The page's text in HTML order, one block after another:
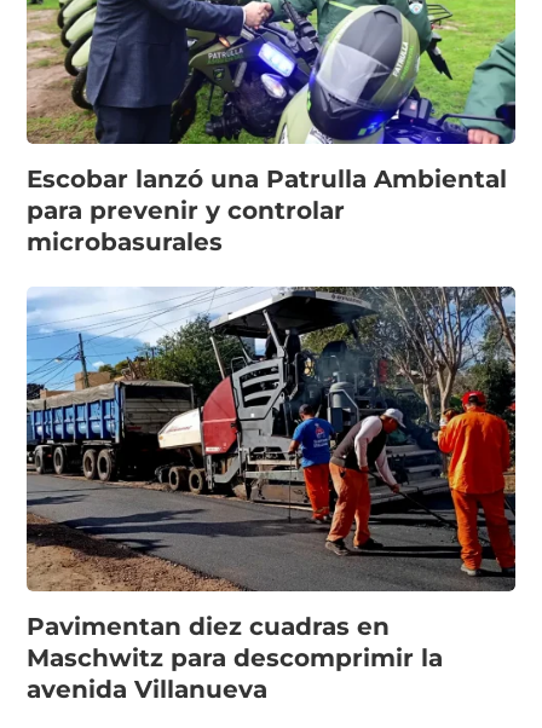
Escobar lanzó una Patrulla Ambiental
para prevenir y controlar
microbasurales
Pavimentan diez cuadras en
Maschwitz para descomprimir la
avenida Villanueva